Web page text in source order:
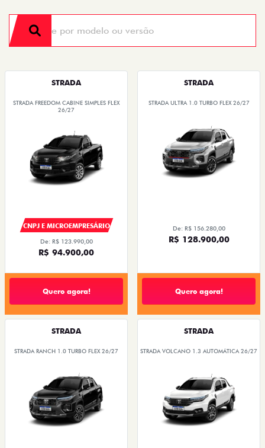
STRADA
STRADA FREEDOM CABINE SIMPLES FLEX
26/27
CNPJ E MICROEMPRESÁRIO
De: R$ 123.990,00
R$ 94.900,00
Quero agora!
STRADA
STRADA ULTRA 1.0 TURBO FLEX 26/27
De: R$ 156.280,00
R$ 128.900,00
Quero agora!
STRADA
STRADA RANCH 1.0 TURBO FLEX 26/27
STRADA
STRADA VOLCANO 1.3 AUTOMÁTICA 26/27